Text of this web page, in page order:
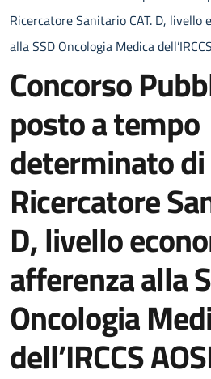
Ricercatore Sanitario CAT. D, livello
alla SSD Oncologia Medica
Concorso
posto a tempo
determinato di
Ricercatore
D, livello
afferenza alla
Oncologia
dell’IRCCS